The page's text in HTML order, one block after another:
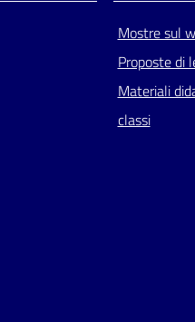
Mostre sul
Proposte di
Materiali
classi